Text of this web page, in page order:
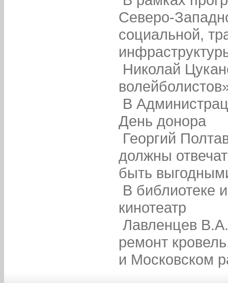
Северо-
социальной,
Николай
В
День донора
Георгий
должны
быть
В библиотеке
кинотеатр
Лавленцев
ремонт
и Московском